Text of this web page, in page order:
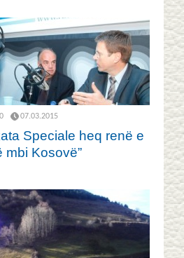
0 07.03.2015
Speciale heq renë e
mbi Kosovë”